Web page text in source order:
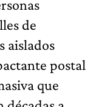
de
aislados
postal
que